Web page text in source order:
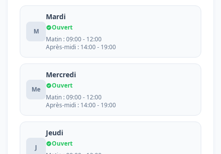
M
Mardi
Ouvert
Matin : 09:00 - 12:00
Après-midi : 14:00 - 19:00
Me
Mercredi
Ouvert
Matin : 09:00 - 12:00
Après-midi : 14:00 - 19:00
J
Jeudi
Ouvert